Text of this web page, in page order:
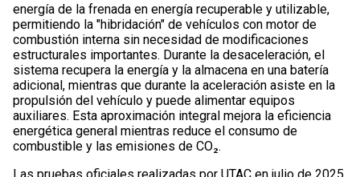
energía de la frenada en energía recuperable y utilizable,
permitiendo la "hibridación" de vehículos con motor de
combustión interna sin necesidad de modificaciones
estructurales importantes. Durante la desaceleración, el
sistema recupera la energía y la almacena en una batería
adicional, mientras que durante la aceleración asiste en la
propulsión del vehículo y puede alimentar equipos
auxiliares. Esta aproximación integral mejora la eficiencia
energética general mientras reduce el consumo de
combustible y las emisiones de CO₂.
Las pruebas oficiales realizadas por UTAC en julio de 2025